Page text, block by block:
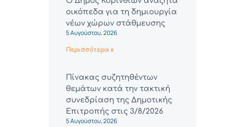
οικόπεδα για τη δημιουργία
νέων χώρων στάθμευσης
5 Αυγούστου, 2026
Περισσότερα »
Πίνακας συζητηθέντων
θεμάτων κατά την τακτική
συνεδρίαση της Δημοτικής
Επιτροπής στις 3/8/2026
5 Αυγούστου, 2026